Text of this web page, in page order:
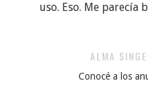
uso. Eso. Me parecía
ALMA
Conocé a los